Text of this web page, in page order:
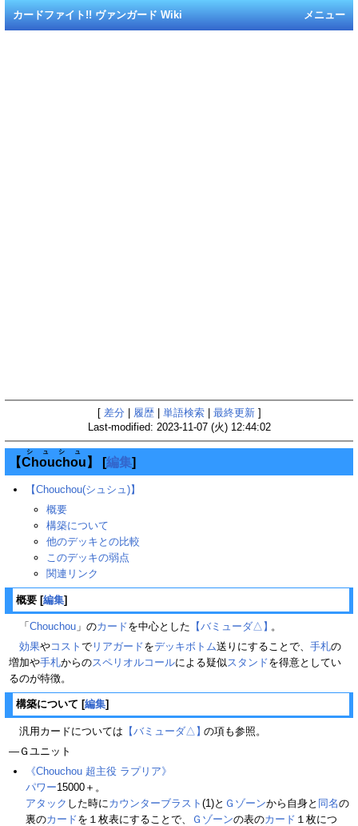
メニュー
カードファイト!! ヴァンガード Wiki
[ 差分 履歴| 単語検索| 最終更新]
Last-modified: 2023-11-07 (火) 12:44:02
【Chouchou
シュシュ
】 [編集]
【Chouchou(シュシュ)】
概要
構築について
他のデッキとの比較
このデッキの弱点
関連リンク
概要 [編集]
「 Chouchou 」のカードを中心とした 【バミューダ△】 。
効果やコスト で リアガードをデッキボトム送りにすることで、 手札の
増加や手札からのスペリオルコールによる疑似スタンドを得意としてい
るのが特徴。
構築について [編集]
汎用カードについては 【バミューダ△】 の項も参照。
―Ｇユニット
《Chouchou 超主役 ラプリア》
パワー15000＋。
アタック した時にカウンターブラスト (1)と Ｇゾーンから自身と 同名の
裏のカードを１枚表にすることで、 Ｇゾーンの表のカード １枚につ